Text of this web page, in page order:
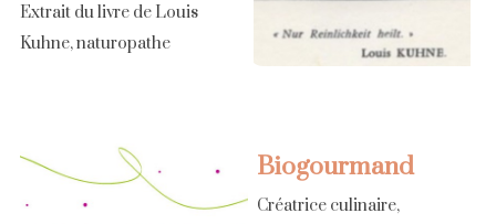
Extrait du livre de Louis
Kuhne, naturopathe
Biogourmand
Créatrice culinaire,